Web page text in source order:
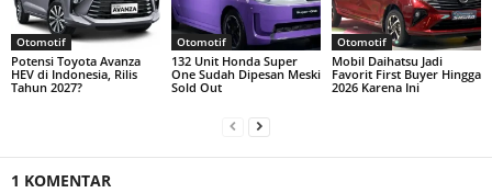
Otomotif
Potensi Toyota Avanza
HEV di Indonesia, Rilis
Tahun 2027?
Otomotif
132 Unit Honda Super
One Sudah Dipesan Meski
Sold Out
Otomotif
Mobil Daihatsu Jadi
Favorit First Buyer Hingga
2026 Karena Ini
1 KOMENTAR